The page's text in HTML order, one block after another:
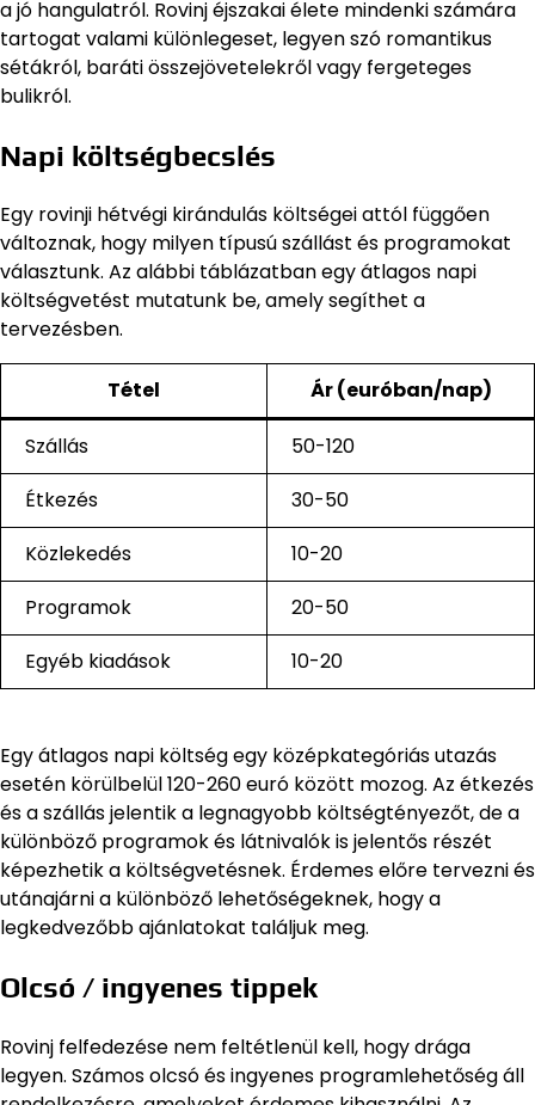
a jó hangulatról. Rovinj éjszakai élete mindenki számára
tartogat valami különlegeset, legyen szó romantikus
sétákról, baráti összejövetelekről vagy fergeteges
bulikról.
Napi költségbecslés
Egy rovinji hétvégi kirándulás költségei attól függően
változnak, hogy milyen típusú szállást és programokat
választunk. Az alábbi táblázatban egy átlagos napi
költségvetést mutatunk be, amely segíthet a
tervezésben.
Tétel Ár (euróban/nap)
Szállás
50-120
Étkezés
30-50
Közlekedés
10-20
Programok
20-50
Egyéb kiadások
10-20
Egy átlagos napi költség egy középkategóriás utazás
esetén körülbelül 120-260 euró között mozog. Az étkezés
és a szállás jelentik a legnagyobb költségtényezőt, de a
különböző programok és látnivalók is jelentős részét
képezhetik a költségvetésnek. Érdemes előre tervezni és
utánajárni a különböző lehetőségeknek, hogy a
legkedvezőbb ajánlatokat találjuk meg.
Olcsó / ingyenes tippek
Rovinj felfedezése nem feltétlenül kell, hogy drága
legyen. Számos olcsó és ingyenes programlehetőség áll